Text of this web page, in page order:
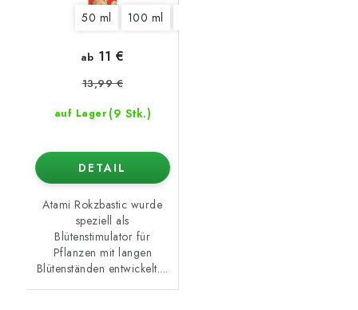
50 ml 100 ml
auf Lager (9 Stk.)
ab 11 €
13,99 €
DETAIL
Atami Rokzbastic wurde
speziell als
Blütenstimulator für
Pflanzen mit langen
Blütenständen entwickelt....